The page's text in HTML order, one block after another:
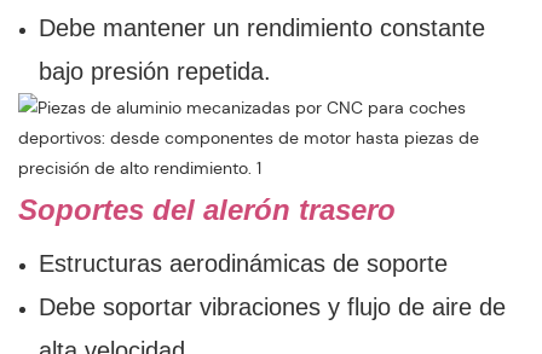
Debe mantener un rendimiento constante
bajo presión repetida.
Soportes del alerón trasero
Estructuras aerodinámicas de soporte
Debe soportar vibraciones y flujo de aire de